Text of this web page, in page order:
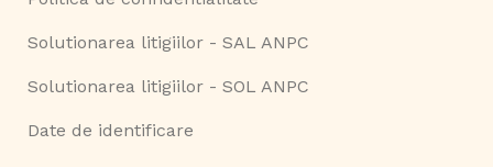
Solutionarea litigiilor - SAL ANPC
Solutionarea litigiilor - SOL ANPC
Date de identificare